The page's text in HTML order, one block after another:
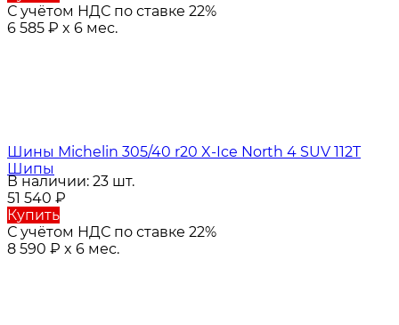
С учётом НДС по ставке 22%
6 585 ₽ x 6 мес.
Шины Michelin 305/40 r20 X-Ice North 4 SUV 112T
Шипы
В наличии: 23 шт.
51 540 ₽
Купить
С учётом НДС по ставке 22%
8 590 ₽ x 6 мес.